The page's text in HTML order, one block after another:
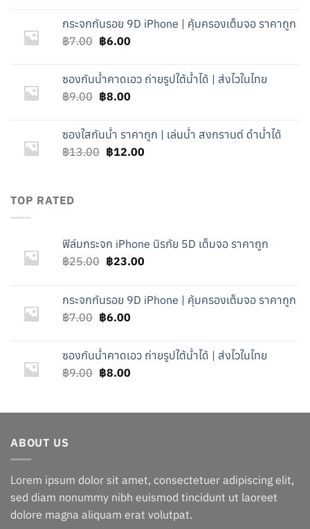
฿25.00.฿23.00.
กระจกกันรอย 9D iPhone | คุ้มครองเต็มจอ ราคาถูก
฿7.00 Original
was:
฿7.00.
฿6.00Current
฿6.00.
ซองกันน้ำคาดเอว ถ่ายรูปใต้น้ำได้ | ส่งไวในไทย
฿9.00 Original
was:
฿9.00.
฿8.00Current
฿8.00.
ซองใสกันน้ำ ราคาถูก | เล่นน้ำ สงกรานต์ ดำน้ำได้
฿13.00 Original
฿12.00Current
TOP RATED
ฟิล์มกระจก iPhone นิรภัย 5D เต็มจอ ราคาถูก
฿25.00 Original
฿25.00.
฿23.00Current
฿23.00.
กระจกกันรอย 9D iPhone | คุ้มครองเต็มจอ ราคาถูก
฿7.00 Original
was:
฿7.00.
฿6.00Current
฿6.00.
ซองกันน้ำคาดเอว ถ่ายรูปใต้น้ำได้ | ส่งไวในไทย
฿9.00 Original
฿9.00.
฿8.00Current
฿8.00.
ABOUT US
Lorem ipsum dolor sit amet, consectetuer adipiscing elit,
sed diam nonummy nibh euismod tincidunt ut laoreet
dolore magna aliquam erat volutpat.